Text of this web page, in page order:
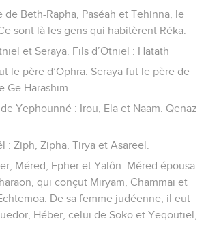
de Beth-Rapha, Paséah et Tehinna, le
sont là les gens qui habitèrent Réka.
et Seraya. Fils d’Otniel : Hatath
le père d’Ophra. Seraya fut le père de
Harashim.
Yephounné : Irou, Ela et Naam. Qenaz
: Ziph, Zipha, Tirya et Asareel.
Méred, Epher et Yalôn. Méred épousa
qui conçut Miryam, Chammaï et
De sa femme judéenne, il eut
Héber, celui de Soko et Yeqoutiel,